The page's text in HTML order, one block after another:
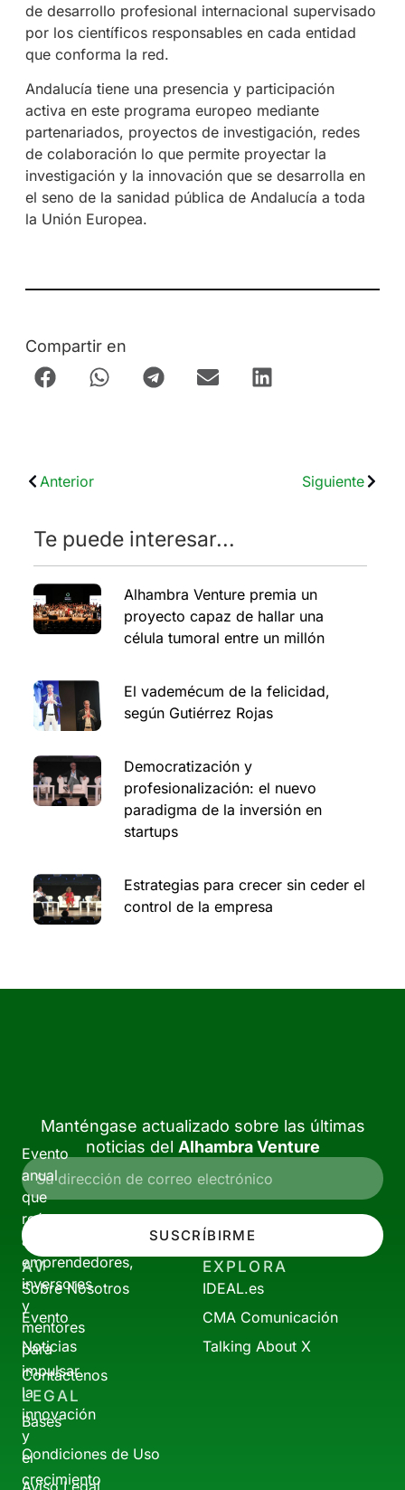
de desarrollo profesional internacional supervisado
por los científicos responsables en cada entidad
que conforma la red.
Andalucía tiene una presencia y participación
activa en este programa europeo mediante
partenariados, proyectos de investigación, redes
de colaboración lo que permite proyectar la
investigación y la innovación que se desarrolla en
el seno de la sanidad pública de Andalucía a toda
la Unión Europea.
Compartir en
Anterior Siguiente
Te puede interesar...
Alhambra Venture premia un
proyecto capaz de hallar una
célula tumoral entre un millón
El vademécum de la felicidad,
según Gutiérrez Rojas
Democratización y
profesionalización: el nuevo
paradigma de la inversión en
startups
Estrategias para crecer sin ceder el
control de la empresa
Evento
anual
que
reúne
a
emprendedores,
inversores
y
mentores
para
impulsar
la
innovación
y
el
crecimiento
Manténgase actualizado sobre las últimas
noticias del Alhambra Venture
SUSCRÍBIRME
AV
Sobre Nosotros
Evento
Noticias
Contáctenos
EXPLORA
IDEAL.es
CMA Comunicación
Talking About X
LEGAL
Bases
Condiciones de Uso